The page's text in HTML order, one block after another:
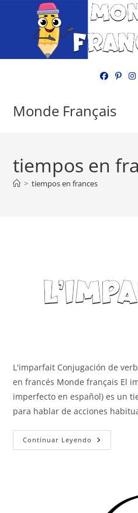
Monde Français
tiempos en
> tiempos en frances
L'imparfait Conjugación de
en francés Monde français El
imperfecto en español) es un
para hablar de acciones
Continuar Leyendo L’imparfait